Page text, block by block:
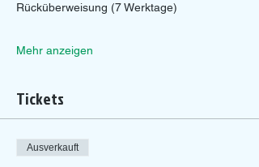
Rücküberweisung (7 Werktage)
Mehr anzeigen
Tickets
Ausverkauft